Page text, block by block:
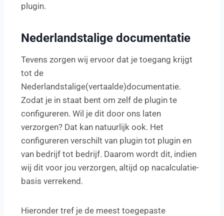
plugin.
Nederlandstalige documentatie
Tevens zorgen wij ervoor dat je toegang krijgt
tot de
Nederlandstalige(vertaalde)documentatie.
Zodat je in staat bent om zelf de plugin te
configureren. Wil je dit door ons laten
verzorgen? Dat kan natuurlijk ook. Het
configureren verschilt van plugin tot plugin en
van bedrijf tot bedrijf. Daarom wordt dit, indien
wij dit voor jou verzorgen, altijd op nacalculatie-
basis verrekend.
Hieronder tref je de meest toegepaste